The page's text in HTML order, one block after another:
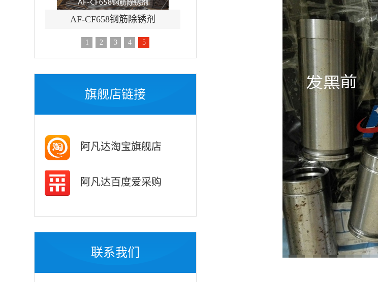
AF-CF658钢筋除锈剂 AF-TQ611塑粉脱除剂（常温）
1 2 3 4 5
旗舰店链接
阿凡达淘宝旗舰店
阿凡达百度爱采购
联系我们